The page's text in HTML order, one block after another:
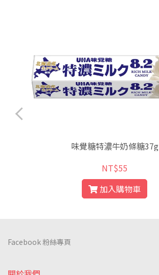
味覺糖特濃牛奶條糖37g
NT$55
加入購物車
Facebook 粉絲專頁